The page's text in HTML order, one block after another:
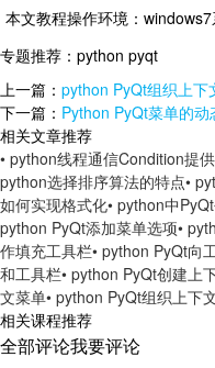
本文教程操作环境：
专题推荐： python pyqt
上一篇： python PyQt组织上下
下一篇： Python PyQt菜单的动
相关文章推荐
• python线程通信Condition提
python选择排序算法的特点•
如何实现格式化• python中
python PyQt添加菜单选项•
作填充工具栏• python PyQt向
和工具栏• python PyQt创建上
文菜单• python PyQt组织上下
相关课程推荐
全部评论我要评论